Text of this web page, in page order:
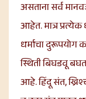
असताना सर्व
आहेत. मात्र प्रत्येक
धर्माचा दुरूपयोग
स्थिती बिघडवू
आहे. हिंदू संत,